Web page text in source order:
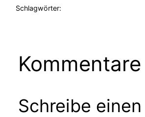
Schlagwörter:
Kommentare
Schreibe einen